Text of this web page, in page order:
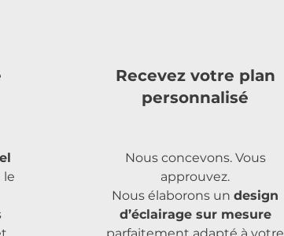
le
Recevez votre plan
personnalisé
Nous concevons. Vous
approuvez.
Nous élaborons un design
d’éclairage sur mesure